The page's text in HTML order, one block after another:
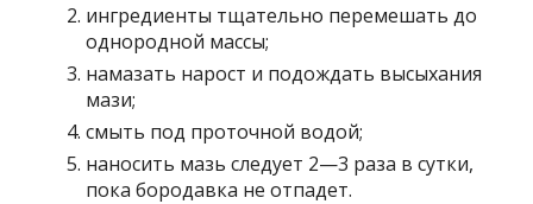
ингредиенты тщательно перемешать до
однородной массы;
намазать нарост и подождать высыхания
мази;
смыть под проточной водой;
наносить мазь следует 2—3 раза в сутки,
пока бородавка не отпадет.